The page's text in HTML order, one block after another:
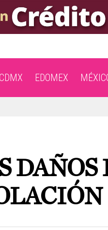
EDOMEX
DAÑOS